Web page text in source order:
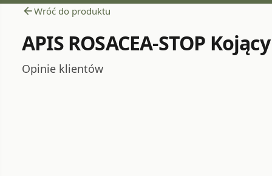
arrow_backWróć do produktu
APIS ROSACEA-STOP
Opinie klientów